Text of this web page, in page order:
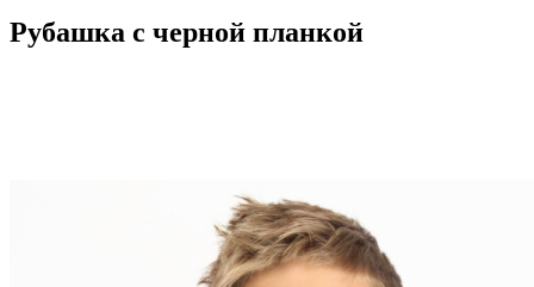
Рубашка c черной планкой